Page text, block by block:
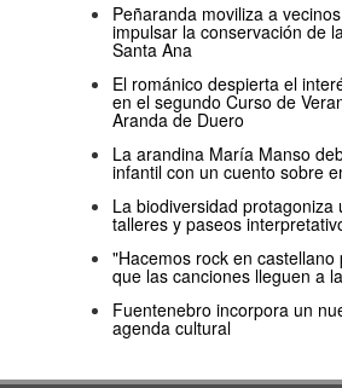
Peñaranda moviliza a
impulsar la conservación de
Santa Ana
El románico despierta el
en el segundo Curso de
Aranda de Duero
La arandina María Manso
infantil con un cuento sobre
La biodiversidad protagoniza
talleres y paseos
"Hacemos rock en
que las canciones lleguen a
Fuentenebro incorpora un
agenda cultural